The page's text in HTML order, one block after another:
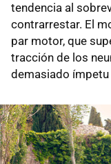
tendencia al
contrarrestar. El
par motor, que
tracción de los
demasiado